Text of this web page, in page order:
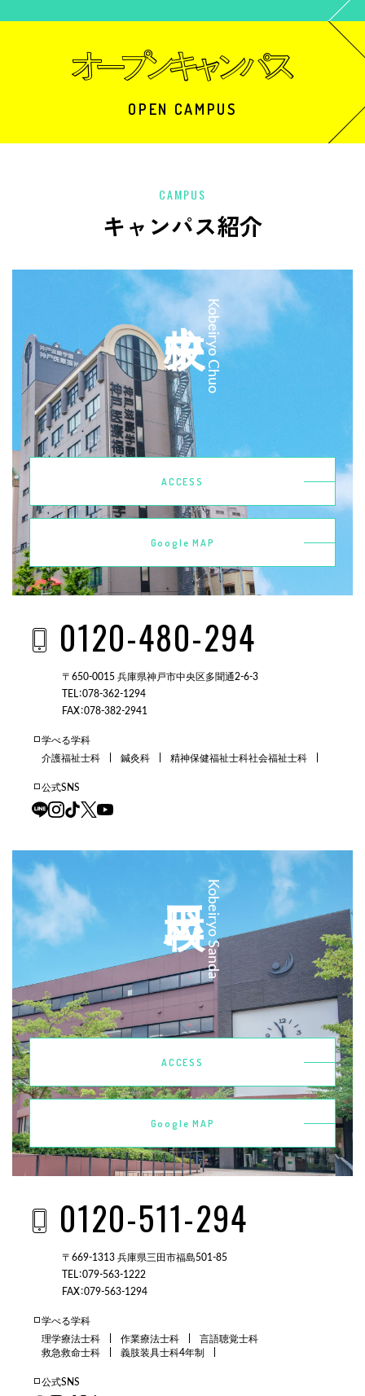
OPEN CAMPUS
CAMPUS
キャンパス紹介
Kobeiryo Chuo
ACCESS
Google MAP
0120-480-294
〒650-0015 兵庫県神戸市中央区多聞通2-6-3
TEL：078-362-1294
FAX：078-382-2941
学べる学科
介護福祉士科
鍼灸科 精神保健福祉士科社会福祉士科
公式SNS
Kobeiryo Sanda
ACCESS
Google MAP
0120-511-294
〒669-1313 兵庫県三田市福島501-85
TEL：079-563-1222
FAX：079-563-1294
学べる学科
理学療法士科
作業療法士科
言語聴覚士科
救急救命士科
義肢装具士科4年制
公式SNS